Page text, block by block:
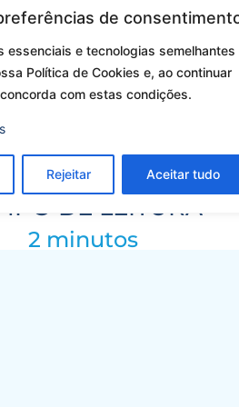
de
essenciais e tecnologias semelhantes
Política de Cookies e, ao continuar
com estas condições.
Rejeitar Aceitar tudo
EM
DE LEITURA
2 minutos